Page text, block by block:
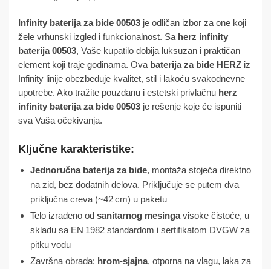
Infinity baterija za bide 00503 je odličan izbor za one koji
žele vrhunski izgled i funkcionalnost. Sa herz infinity
baterija 00503, Vaše kupatilo dobija luksuzan i praktičan
element koji traje godinama. Ova baterija za bide HERZ iz
Infinity linije obezbeđuje kvalitet, stil i lakoću svakodnevne
upotrebe. Ako tražite pouzdanu i estetski privlačnu herz
infinity baterija za bide 00503 je rešenje koje će ispuniti
sva Vaša očekivanja.
Ključne karakteristike:
Jednoručna baterija za bide, montaža stojeća direktno
na zid, bez dodatnih delova. Priključuje se putem dva
priključna creva (~42 cm) u paketu
Telo izrađeno od sanitarnog mesingavisoke čistoće, u
skladu sa EN 1982 standardom i sertifikatom DVGW za
pitku vodu
Završna obrada: hrom-sjajna, otporna na vlagu, laka za